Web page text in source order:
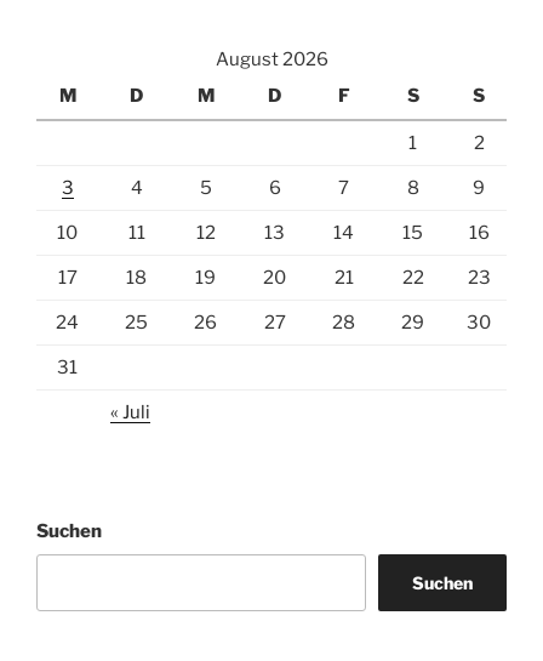
August 2026
M
D M D F S S
1 2
3 4 5 6 7 8 9
10 11 12 13 14 15 16
17 18 19 20 21 22 23
24 25 26 27 28 29 30
31
« Juli
Suchen
Suchen